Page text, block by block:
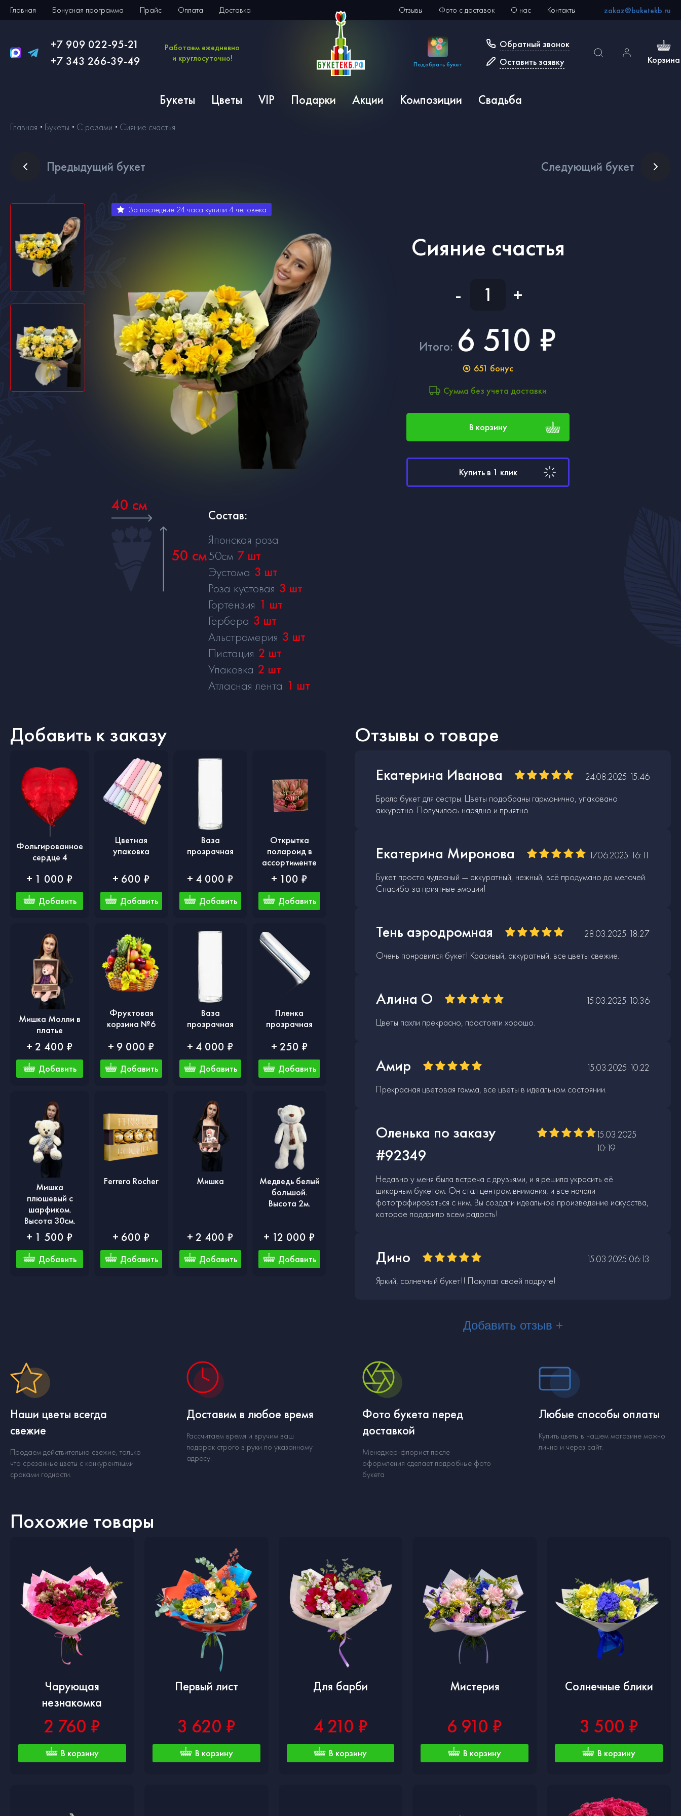
Главная Бонусная программа Прайс Оплата Доставка Отзывы Фото с доставок О нас Контакты zakaz@buketekb.ru
+7 909 022-95-21
+7 343 266-39-49
Работаем ежедневно
и круглосуточно!
Подобрать букет
Обратный звонок
Оставить заявку
Корзина
Букеты Цветы VIP Подарки Акции Композиции Свадьба
Главная Букеты С розами Сияние счастья
Сияние счастья
За последние 24 часа купили 4 человека
- +
Итого: 6 510 ₽
651 бонус
Сумма без учета доставки
В корзину
Купить в 1 клик
Предыдущий букет Следующий букет
40 см
50 см
Состав:
Японская роза
50см 7 шт
Эустома 3 шт
Роза кустовая 3 шт
Гортензия 1 шт
Гербера 3 шт
Альстромерия 3 шт
Пистация 2 шт
Упаковка 2 шт
Атласная лента 1 шт
Добавить к заказу
Фольгированное
сердце 4
+ 1 000 ₽
Добавить
Цветная
упаковка
+ 600 ₽
Добавить
Ваза
прозрачная
+ 4 000 ₽
Добавить
Открытка
полароид в
ассортименте
+ 100 ₽
Добавить
Мишка Молли в
платье
+ 2 400 ₽
Добавить
Фруктовая
корзина №6
+ 9 000 ₽
Добавить
Ваза
прозрачная
+ 4 000 ₽
Добавить
Пленка
прозрачная
+ 250 ₽
Добавить
Мишка
плюшевый с
шарфиком.
Высота 30см.
+ 1 500 ₽
Добавить
Ferrero Rocher
+ 600 ₽
Добавить
Мишка
+ 2 400 ₽
Добавить
Медведь белый
большой.
Высота 2м.
+ 12 000 ₽
Добавить
Отзывы о товаре
Екатерина Иванова
24.08.2025 15:46
Брала букет для сестры. Цветы подобраны гармонично, упаковано
аккуратно. Получилось нарядно и приятно
Екатерина Миронова
17.06.2025 16:11
Букет просто чудесный — аккуратный, нежный, всё продумано до мелочей.
Спасибо за приятные эмоции!
Тень аэродромная
28.03.2025 18:27
Очень понравился букет! Красивый, аккуратный, все цветы свежие.
Алина О
15.03.2025 10:36
Цветы пахли прекрасно, простояли хорошо.
Амир
15.03.2025 10:22
Прекрасная цветовая гамма, все цветы в идеальном состоянии.
Оленька по заказу
#92349
15.03.2025
10:19
Недавно у меня была встреча с друзьями, и я решила украсить её
шикарным букетом. Он стал центром внимания, и все начали
фотографироваться с ним. Вы создали идеальное произведение искусства,
которое подарило всем радость!
Дино
15.03.2025 06:13
Яркий, солнечный букет!! Покупал своей подруге!
Добавить отзыв +
Наши цветы всегда
свежие
Продаем действительно свежие, только
что срезанные цветы с конкурентными
сроками годности.
Доставим в любое время
Рассчитаем время и вручим ваш
подарок строго в руки по указанному
адресу.
Фото букета перед
доставкой
Менеджер-флорист после
оформления сделает подробные фото
букета
Любые способы оплаты
Купить цветы в нашем магазине можно
лично и через сайт.
Похожие товары
Чарующая
незнакомка
2 760 ₽
В корзину
Первый лист
3 620 ₽
В корзину
Для барби
4 210 ₽
В корзину
Мистерия
6 910 ₽
В корзину
Солнечные блики
3 500 ₽
В корзину